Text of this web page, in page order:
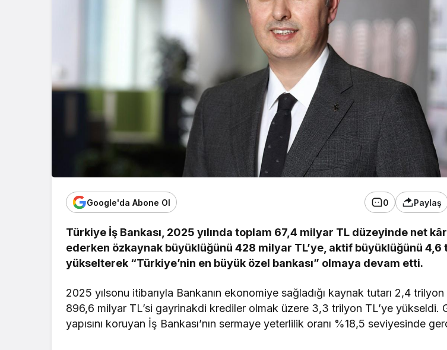
Google'da Abone Ol 0 Paylaş
Türkiye İş Bankası, 2025 yılında toplam 67,4 milyar TL düzeyinde net
ederken özkaynak büyüklüğünü 428 milyar TL’ye, aktif büyüklüğünü 4,6
yükselterek “Türkiye’nin en büyük özel bankası” olmaya devam etti.
2025 yılsonu itibarıyla Bankanın ekonomiye sağladığı kaynak tutarı 2,4 trilyon
896,6 milyar TL’si gayrinakdi krediler olmak üzere 3,3 trilyon TL’ye yükseldi.
yapısını koruyan İş Bankası’nın sermaye yeterlilik oranı %18,5 seviyesinde